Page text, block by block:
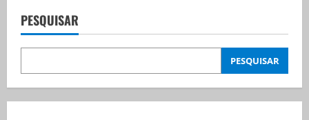
v
i
g
PESQUISAR
PESQUISAR